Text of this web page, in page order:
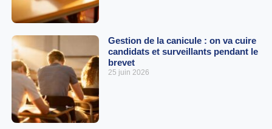
Gestion de la canicule : on va cuire
candidats et surveillants pendant le
brevet
25 juin 2026